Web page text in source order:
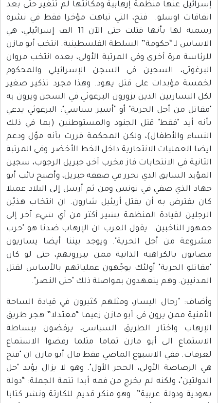
إسرائيل عنها منظمة إرهابية ومكانتها لم تتغير حتى بعد
اتفاقات اوسلو. فتح، التي تباهت مؤخرا فقط في نشرة
رسمية لها بأنها قتلت حتى الآن 11 الف إسرائيلي، هي
الاساس لـ “حكومة” السلطة الفلسطينية. انتخب أبو مازن
للرئاسة مرة أخرى وفي المرتبة الأولى، بعده انتخب مروان
البرغوثي، السجين في السجن الإسرائيلي والمحكوم
لخمسة مؤبدات على قتل يهود. وهذا مجرد تذكير صغير
لكل اليساريين الذين يزورون البرغوثي في السجن ويرون به
"مقاتل من أجل الحرية" أو "أسير سياسي": البرغوثي يدعي
بأنه أيد "فقط" قتل الجنود والمستوطنين (بما في ذلك
النساء والأطفال)، ولكن المحكمة قررت بأنه موّل ودعم
ايضا العمليات الانتحارية داخل الخط الأخضر. وفي المرتبة
الثانية في الانتحابات فاز مخرب آخر، جبريل الرجوب، سجين
المؤبد السابق الذي تحرر في صفقة جبريل، وأصبح نائب أبو
جهاد الذي صفي في تونس ومن ثم أرسل إلى البلاد عميلا
كان يفترض به أن يقتل أريئيل شارون. ان انتخاب هذيّن
الرجلين لقيادة المنظمة يشير أكثر من أي شيء آخر إلى
جمهور الناخبين. يقول العرب ان الإرهاب ضدنا هو "حرب
مشروعة من أجل الحرية". ويوجد بيننا أيضا يساريون
مصابون بالكراهية الذاتية ممن يبررونهم، حتى لو كان
"مقاتلو الحرية" أولئك يوجّهون عملياتهم بالأساس لقتل
المدنيين. وهم يتعهدون بمواصلة ذلك "حتى النصر".
وأضاف: "رجال اليسار، ومثلهم كثيرون في قيادة الساحة
الأمنية ممن يرون في أبو مازن زعيما “معتدلا” هجر طريق
الإرهاب واختار الطريق السياسي، يرفضون ببساطة
الاستماع الى أبو مازن تماما مثلما رفضوا الاستماع
لعرفات. ففي الاسبوع الماضي فقط قال أبو مازن ان "فتح
هي الرصاصة الأولى، الحجر الأول". وهو لا يزال يؤيد "حل
الدولتين"، ولكنه لم يخرج من فمه أبدا تتمة الجملة: “دولة
يهودية ودولة عربية”. وهو منكر قديم للكارثة ونشر كتابا